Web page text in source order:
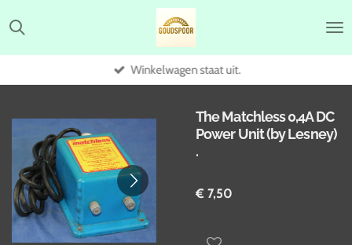
direct
hoofdinhoud
Winkelwagen staat uit.
The Matchless 0,4A DC
Power Unit (by Lesney)
.
€ 7,50